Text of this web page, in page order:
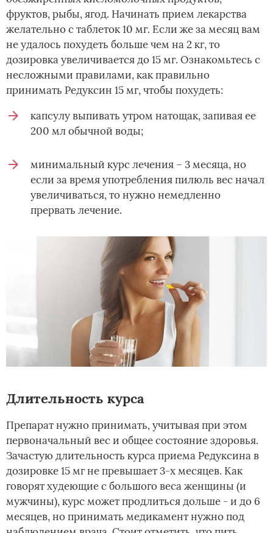
фруктов, рыбы, ягод. Начинать прием лекарства
желательно с таблеток 10 мг. Если же за месяц вам
не удалось похудеть больше чем на 2 кг, то
дозировка увеличивается до 15 мг. Ознакомьтесь с
несложными правилами, как правильно
принимать Редуксин 15 мг, чтобы похудеть:
капсулу выпивать утром натощак, запивая ее
200 мл обычной воды;
минимальный курс лечения – 3 месяца, но
если за время употребления пилюль вес начал
увеличиваться, то нужно немедленно
прервать лечение.
Длительность курса
Препарат нужно принимать, учитывая при этом
первоначальный вес и общее состояние здоровья.
Зачастую длительность курса приема Редуксина в
дозировке 15 мг не превышает 3-х месяцев. Как
говорят худеющие с большого веса женщины (и
мужчины), курс может продлиться дольше - и до 6
месяцев, но принимать медикамент нужно под